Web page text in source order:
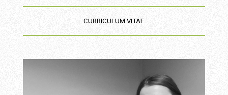
CURRICULUM VITAE